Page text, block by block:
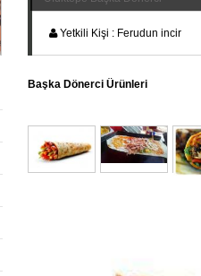
Yetkili Kişi : Ferudun incir
Başka Dönerci Ürünleri